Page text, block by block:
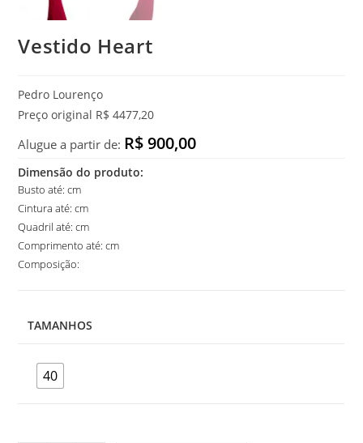
Vestido Heart
Pedro Lourenço
Preço original R$ 4477,20
Alugue a partir de: R$ 900,00
Dimensão do produto:
Busto até: cm
Cintura até: cm
Quadril até: cm
Comprimento até: cm
Composição:
TAMANHOS
40